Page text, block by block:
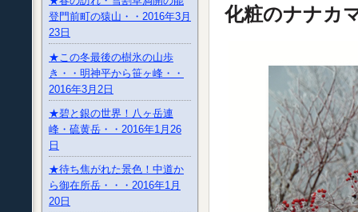
登門前町の猿山・・2016年3月
23日
★この冬最後の樹氷の山歩
き・・明神平から笹ヶ峰・・
2016年3月2日
★碧と銀の世界！八ヶ岳連
峰・硫黄岳・・2016年1月26
日
★待ち焦がれた景色！中道か
ら御在所岳・・・2016年1月
20日
化粧のナナカ